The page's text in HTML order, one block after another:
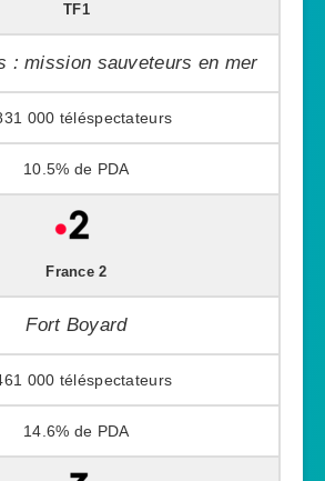
TF1
: mission sauveteurs en mer
000
10.5%
France 2
Fort Boyard
000
14.6%